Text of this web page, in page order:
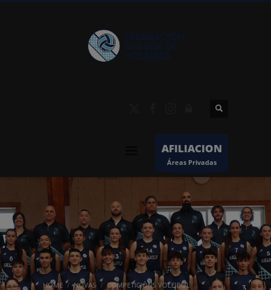
AFILIACION
Áreas Privadas
HOME NOVAS
COMPETICIÓNS VOLEIBOL